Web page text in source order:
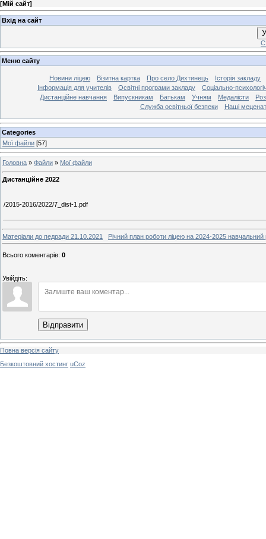
[Мій сайт]
Вхід на сайт
Меню сайту
Новини ліцею Візитна картка Про село Дихтинець
Історія закладу
Інформація для учителів
Освітні програми закладу
Соціально-
Дистанційне навчання
Випускникам Батькам Учням Медалісти
Служба освітньої безпеки
Наші
Categories
Мої файли [57]
Головна » Файли » Мої файли
Дистанційне 2022
/2015-2016/2022/7_dist-1.pdf
Матеріали до педради 21.10.2021 Річний план роботи ліцею на 2024-2025 навчальний
Всього коментарів: 0
Увійдіть:
Відправити
Повна версія сайту
Безкоштовний хостинг uCoz